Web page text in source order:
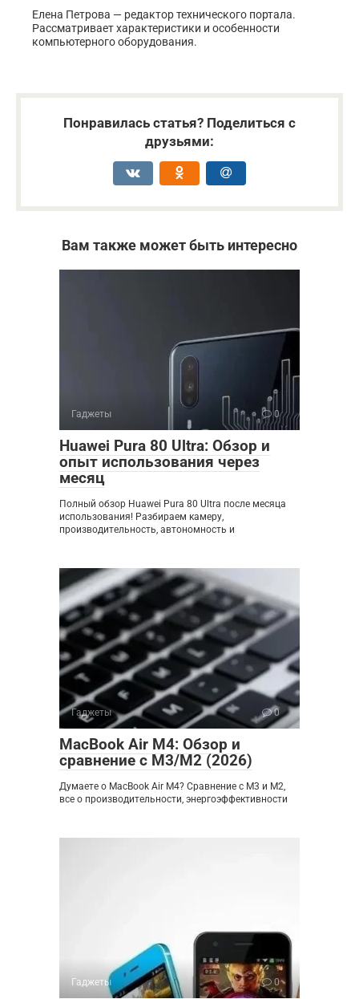
Елена Петрова — редактор технического портала.
Рассматривает характеристики и особенности
компьютерного оборудования.
Понравилась статья? Поделиться с
друзьями:
Вам также может быть интересно
Гаджеты 0
Huawei Pura 80 Ultra: Обзор и
опыт использования через
месяц
Полный обзор Huawei Pura 80 Ultra после месяца
использования! Разбираем камеру,
производительность, автономность и
Гаджеты 0
MacBook Air M4: Обзор и
сравнение с M3/M2 (2026)
Думаете о MacBook Air M4? Сравнение с M3 и M2,
все о производительности, энергоэффективности
Гаджеты 0